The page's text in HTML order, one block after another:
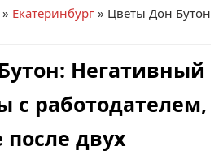
» Екатеринбург » Цветы Дон Бутон
Негативный
с работодателем,
двух